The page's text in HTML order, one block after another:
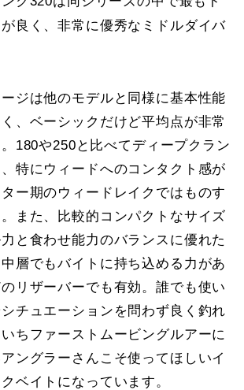
良く、非常に優秀なミドルダイバ
ジは他のモデルと同様に基本性能
、ベーシックだけど平均点が非常
180や250と比べてディープクラン
特にウィードへのコンタクト感が
ー期のウィードレイクではものす
また、比較的コンパクトなサイズ
と食わせ能力のバランスに優れた
層でもバイトに持ち込める力があ
リザーバーでも有効。誰でも使い
チュエーションを問わず良く釣れ
ちファーストムービングルアーに
ングラーさんこそ使ってほしいイ
ベイトになっています。